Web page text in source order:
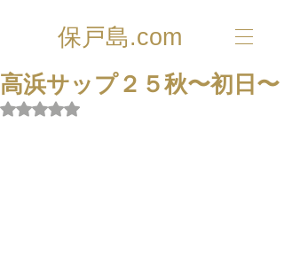
保戸島.com
高浜サップ２５秋〜初日〜
5つ星のうちNaNと評価されています。